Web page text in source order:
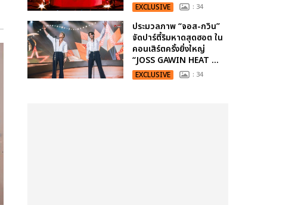
EXCLUSIVE : 34
ประมวลภาพ “จอส-กวิน”
จัดปาร์ตี้ริมหาดสุดฮอต ใน
คอนเสิร์ตครั้งยิ่งใหญ่
“JOSS GAWIN HEAT ...
EXCLUSIVE : 34